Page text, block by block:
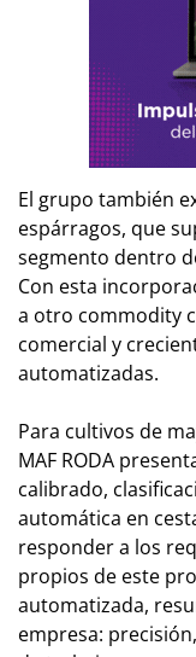
El grupo también
espárragos, que
segmento dentro
Con esta
a otro commodity
comercial y
automatizadas.
Para cultivos de
MAF RODA
calibrado,
automática en
responder a los
propios de este
automatizada,
empresa: